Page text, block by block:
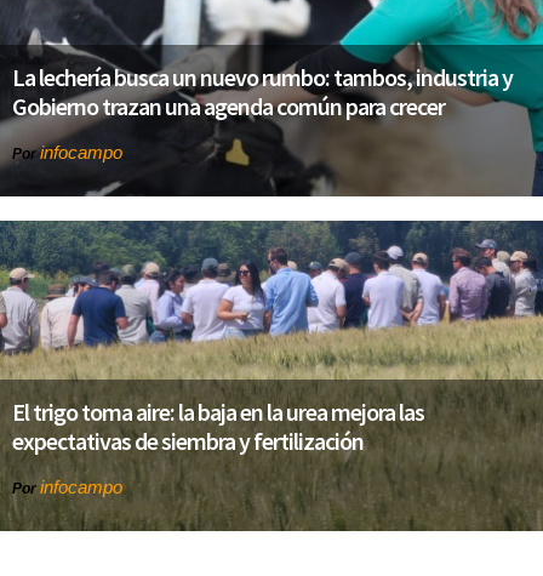
La lechería busca un nuevo rumbo: tambos, industria y
Gobierno trazan una agenda común para crecer
Porinfocampo
El trigo toma aire: la baja en la urea mejora las
expectativas de siembra y fertilización
Por infocampo